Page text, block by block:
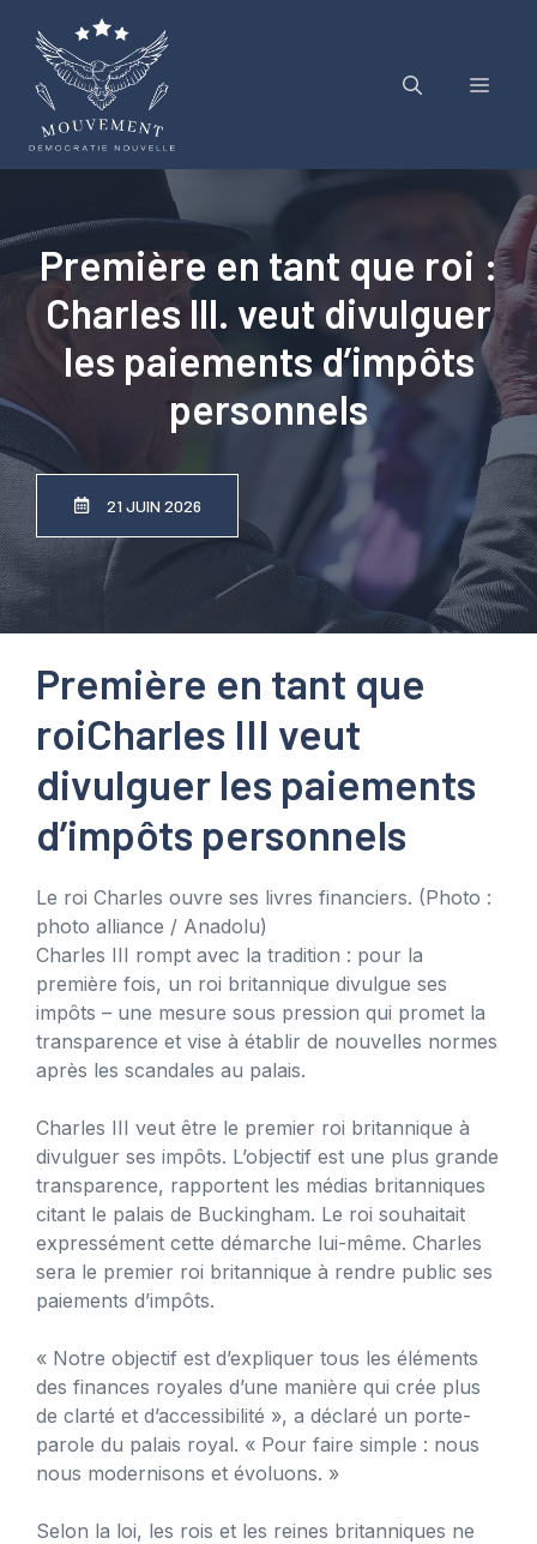
contenu
Menu
Première en tant que roi :
Charles III. veut divulguer
les paiements d’impôts
personnels
21 JUIN 2026
Première en tant que
roiCharles III veut
divulguer les paiements
d’impôts personnels
Le roi Charles ouvre ses livres financiers. (Photo :
photo alliance / Anadolu)
Charles III rompt avec la tradition : pour la
première fois, un roi britannique divulgue ses
impôts – une mesure sous pression qui promet la
transparence et vise à établir de nouvelles normes
après les scandales au palais.
Charles III veut être le premier roi britannique à
divulguer ses impôts. L’objectif est une plus grande
transparence, rapportent les médias britanniques
citant le palais de Buckingham. Le roi souhaitait
expressément cette démarche lui-même. Charles
sera le premier roi britannique à rendre public ses
paiements d’impôts.
« Notre objectif est d’expliquer tous les éléments
des finances royales d’une manière qui crée plus
de clarté et d’accessibilité », a déclaré un porte-
parole du palais royal. « Pour faire simple : nous
nous modernisons et évoluons. »
Selon la loi, les rois et les reines britanniques ne